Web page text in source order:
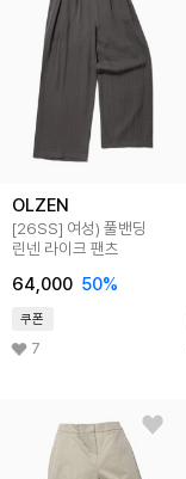
OLZEN
[26SS] 여성) 풀밴딩
린넨 라이크 팬츠
64,000 50%
쿠폰
7